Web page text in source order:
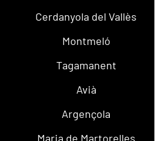
Cerdanyola del Vallès
Montmeló
Tagamanent
Avià
Argençola
Maria de Martorelles